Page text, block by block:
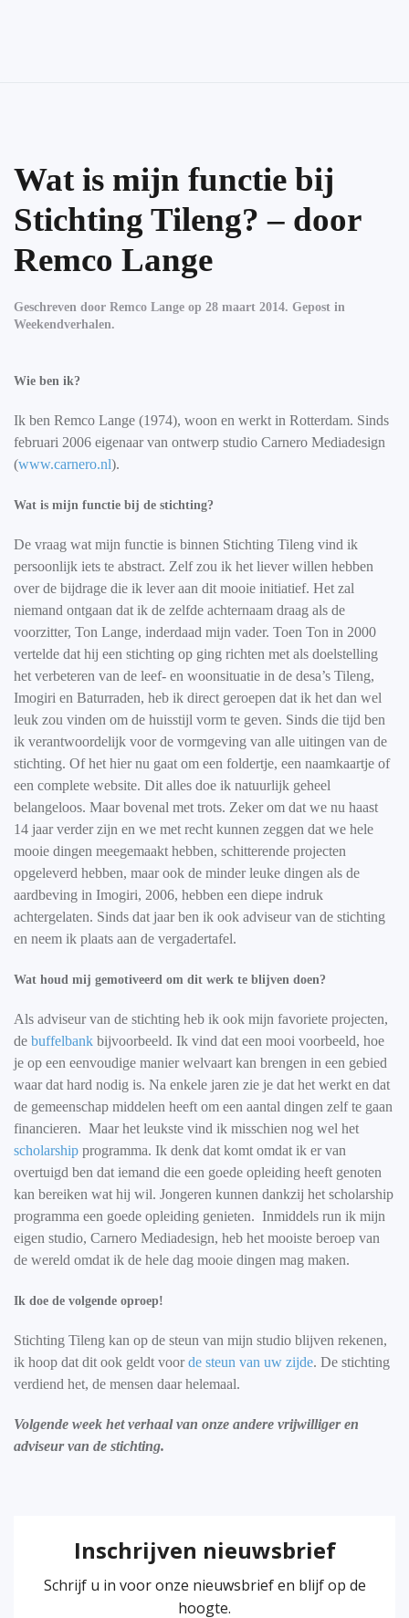
Wat is mijn functie bij
Stichting Tileng? – door
Remco Lange
Geschreven door Remco Lange op 28 maart 2014. Gepost in
Weekendverhalen.
Wie ben ik?
Ik ben Remco Lange (1974), woon en werkt in Rotterdam. Sinds
februari 2006 eigenaar van ontwerp studio Carnero Mediadesign
(www.carnero.nl).
Wat is mijn functie bij de stichting?
De vraag wat mijn functie is binnen Stichting Tileng vind ik
persoonlijk iets te abstract. Zelf zou ik het liever willen hebben
over de bijdrage die ik lever aan dit mooie initiatief. Het zal
niemand ontgaan dat ik de zelfde achternaam draag als de
voorzitter, Ton Lange, inderdaad mijn vader. Toen Ton in 2000
vertelde dat hij een stichting op ging richten met als doelstelling
het verbeteren van de leef- en woonsituatie in de desa’s Tileng,
Imogiri en Baturraden, heb ik direct geroepen dat ik het dan wel
leuk zou vinden om de huisstijl vorm te geven. Sinds die tijd ben
ik verantwoordelijk voor de vormgeving van alle uitingen van de
stichting. Of het hier nu gaat om een foldertje, een naamkaartje of
een complete website. Dit alles doe ik natuurlijk geheel
belangeloos. Maar bovenal met trots. Zeker om dat we nu haast
14 jaar verder zijn en we met recht kunnen zeggen dat we hele
mooie dingen meegemaakt hebben, schitterende projecten
opgeleverd hebben, maar ook de minder leuke dingen als de
aardbeving in Imogiri, 2006, hebben een diepe indruk
achtergelaten. Sinds dat jaar ben ik ook adviseur van de stichting
en neem ik plaats aan de vergadertafel.
Wat houd mij gemotiveerd om dit werk te blijven doen?
Als adviseur van de stichting heb ik ook mijn favoriete projecten,
de buffelbank bijvoorbeeld. Ik vind dat een mooi voorbeeld, hoe
je op een eenvoudige manier welvaart kan brengen in een gebied
waar dat hard nodig is. Na enkele jaren zie je dat het werkt en dat
de gemeenschap middelen heeft om een aantal dingen zelf te gaan
financieren. Maar het leukste vind ik misschien nog wel het
scholarship programma. Ik denk dat komt omdat ik er van
overtuigd ben dat iemand die een goede opleiding heeft genoten
kan bereiken wat hij wil. Jongeren kunnen dankzij het scholarship
programma een goede opleiding genieten. Inmiddels run ik mijn
eigen studio, Carnero Mediadesign, heb het mooiste beroep van
de wereld omdat ik de hele dag mooie dingen mag maken.
Ik doe de volgende oproep!
Stichting Tileng kan op de steun van mijn studio blijven rekenen,
ik hoop dat dit ook geldt voorde steun van uw zijde. De stichting
verdiend het, de mensen daar helemaal.
Volgende week het verhaal van onze andere vrijwilliger en
adviseur van de stichting.